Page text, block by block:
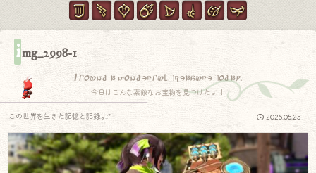
img_2998-1
I found a wonderful treasure today.
今日はこんな素敵なお宝物を見つけたよ！
2026.05.25
この世界を生きた記憶と記録.｡.:*